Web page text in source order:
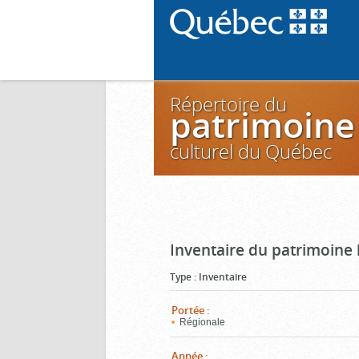
Répertoire du
patrimoine
culturel du Québec
Inventaire du patrimoine
Type : Inventaire
Portée :
Régionale